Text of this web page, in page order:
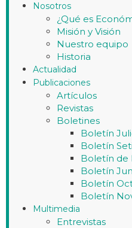
Nosotros
¿Qué es
Misión y Visión
Nuestro equipo
Historia
Actualidad
Publicaciones
Artículos
Revistas
Boletines
Boletín
Boletín
Boletín de
Boletín
Boletín
Boletín
Multimedia
Entrevistas